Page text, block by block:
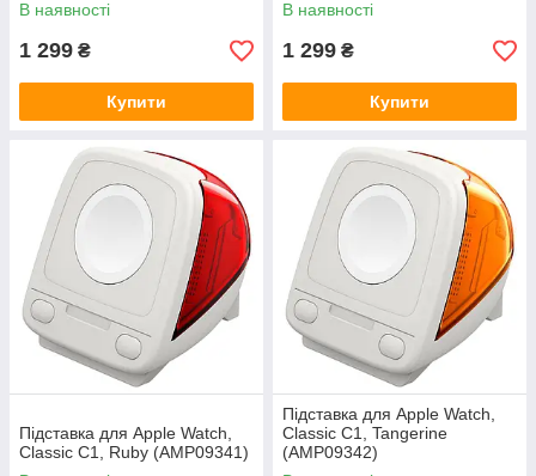
В наявності
1 299 ₴
Купити
В наявності
1 299 ₴
Купити
Підставка для Apple Watch,
Classic C1, Ruby (AMP09341)
Підставка для Apple Watch,
Classic C1, Tangerine
(AMP09342)